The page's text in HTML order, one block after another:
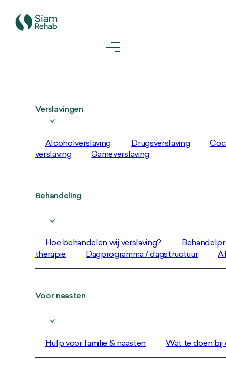
Verslavingen
Alcoholverslaving Drugsverslaving
verslaving
Gameverslaving
Behandeling
Hoe behandelen wij verslaving?
therapie
Dagprogramma / dagstructuur
Voor naasten
Hulp voor familie & naasten Wat te doen bij